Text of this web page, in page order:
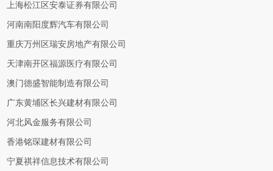
上海松江区安泰证券有限公司
河南南阳度辉汽车有限公司
重庆万州区瑞安房地产有限公司
天津南开区福源医疗有限公司
澳门德盛智能制造有限公司
广东黄埔区长兴建材有限公司
河北风金服务有限公司
香港铭琛建材有限公司
宁夏祺祥信息技术有限公司